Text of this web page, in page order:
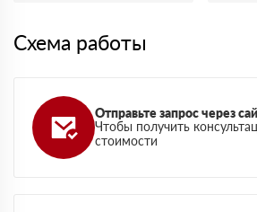
Схема работы
Отправьте запрос через
Чтобы получить
стоимости